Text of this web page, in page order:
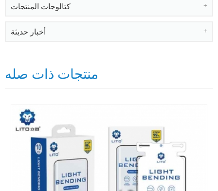
كتالوجات المنتجات
أخبار حديثة
منتجات ذات صله